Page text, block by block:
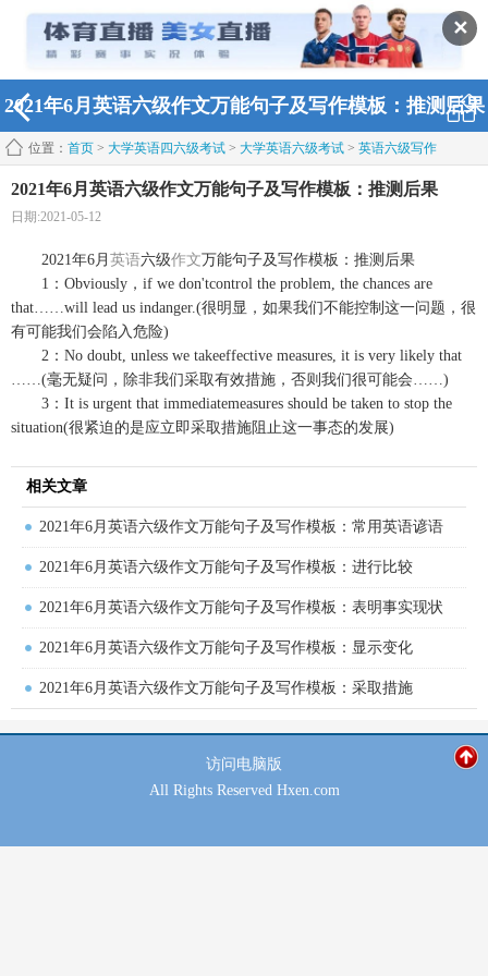
✕
2021年6月英语六级作文万能句子及写作模板：推测后果
位置： 首页 > 大学英语四六级考试 > 大学英语六级考试 > 英语六级写作
2021年6月英语六级作文万能句子及写作模板：推测后果
日期:2021-05-12
2021年6月 英语六级作文万能句子及写作模板：推测后果
1：Obviously，if we don'tcontrol the problem, the chances are
that……will lead us indanger.(很明显，如果我们不能控制这一问题，很
有可能我们会陷入危险)
2：No doubt, unless we takeeffective measures, it is very likely that
……(毫无疑问，除非我们采取有效措施，否则我们很可能会……)
3：It is urgent that immediatemeasures should be taken to stop the
situation(很紧迫的是应立即采取措施阻止这一事态的发展)
相关文章
2021年6月英语六级作文万能句子及写作模板：常用英语谚语
2021年6月英语六级作文万能句子及写作模板：进行比较
2021年6月英语六级作文万能句子及写作模板：表明事实现状
2021年6月英语六级作文万能句子及写作模板：显示变化
2021年6月英语六级作文万能句子及写作模板：采取措施
访问电脑版
All Rights Reserved Hxen.com